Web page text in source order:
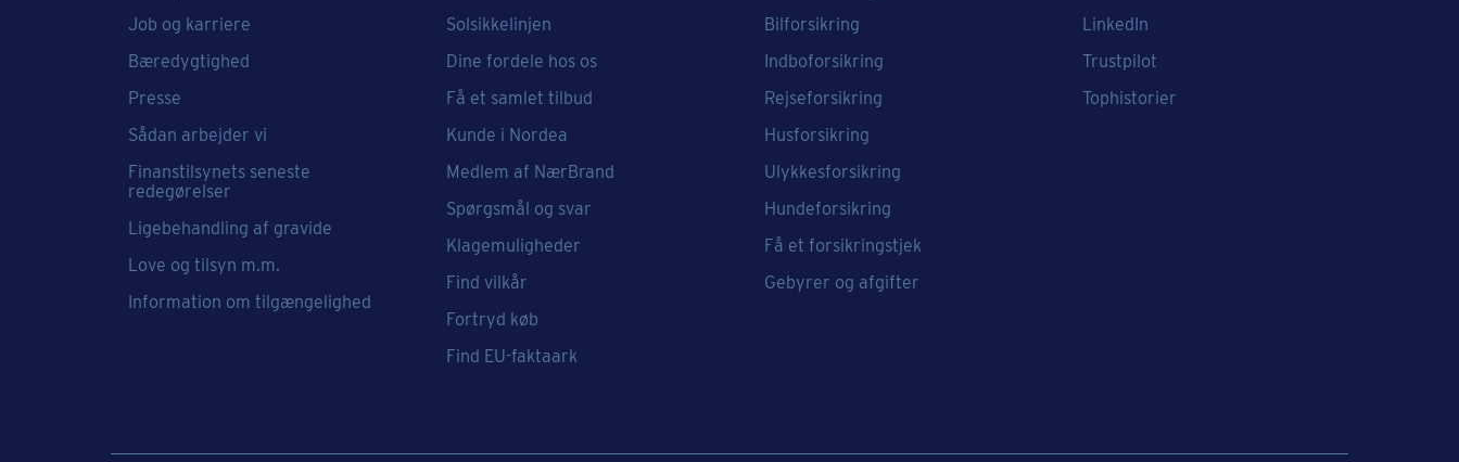
Job og karriere
Bæredygtighed
Presse
Sådan arbejder vi
Finanstilsynets seneste
redegørelser
Ligebehandling af gravide
Love og tilsyn m.m.
Information om tilgængelighed
Solsikkelinjen
Dine fordele hos os
Få et samlet tilbud
Kunde i Nordea
Medlem af NærBrand
Spørgsmål og svar
Klagemuligheder
Find vilkår
Fortryd køb
Find EU-faktaark
Bilforsikring
Indboforsikring
Rejseforsikring
Husforsikring
Ulykkesforsikring
Hundeforsikring
Få et forsikringstjek
Gebyrer og afgifter
LinkedIn
Trustpilot
Tophistorier